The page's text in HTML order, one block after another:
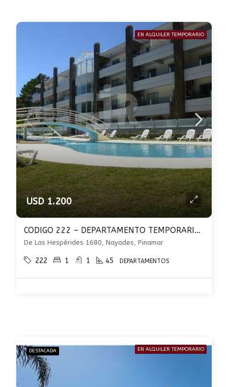
EN ALQUILER TEMPORARIO
USD 1.200
CODIGO 222 – DEPARTAMENTO TEMPORARIO – PINAMAR – PILETA – COCHERA – PARRILLA
De Las Hespérides 1680, Nayades, Pinamar
222 1 1 45 DEPARTAMENTOS
DESTACADA EN ALQUILER TEMPORARIO